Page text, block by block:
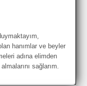
hanımlar ve beyler
adına elimden
sağlarım.